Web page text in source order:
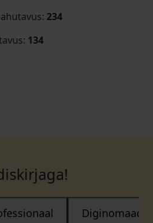
: 234
: 134
Diginomaad